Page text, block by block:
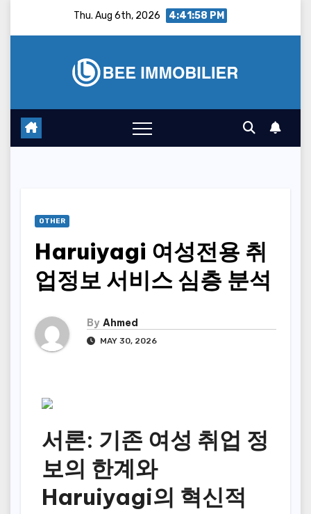
Thu. Aug 6th, 2026 4:41:59 PM
OTHER
Haruiyagi 여성전용 취
업정보 서비스 심층 분석
By Ahmed
MAY 30, 2026
서론: 기존 여성 취업 정
보의 한계와
Haruiyagi의 혁신적